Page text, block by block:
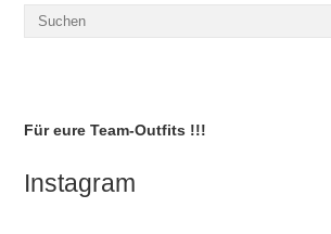
Für eure Team-Outfits !!!
Instagram